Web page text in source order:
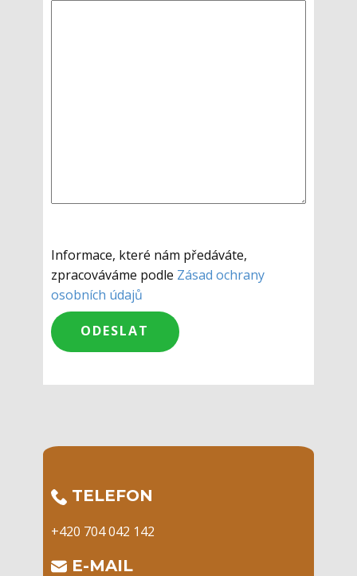
Informace, které nám předáváte,
zpracováváme podle Zásad ochrany
osobních údajů
​TELEFON
+420 704 042 142
​E-MAIL